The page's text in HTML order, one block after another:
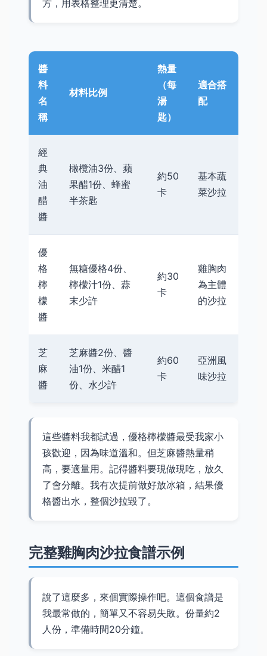
方，用表格整理更清楚。
醬
料
名
稱
材料比例
熱量
（每
湯
匙）
適合搭
配
經
典
油
醋
醬
橄欖油3份、蘋
果醋1份、蜂蜜
半茶匙
約50
卡
基本蔬
菜沙拉
優
格
檸
檬
醬
無糖優格4份、
檸檬汁1份、蒜
末少許
約30
卡
雞胸肉
為主體
的沙拉
芝
麻
醬
芝麻醬2份、醬
油1份、米醋1
份、水少許
約60
卡
亞洲風
味沙拉
這些醬料我都試過，優格檸檬醬最受我家小
孩歡迎，因為味道溫和。但芝麻醬熱量稍
高，要適量用。記得醬料要現做現吃，放久
了會分離。我有次提前做好放冰箱，結果優
格醬出水，整個沙拉毀了。
完整雞胸肉沙拉食譜示例
說了這麼多，來個實際操作吧。這個食譜是
我最常做的，簡單又不容易失敗。份量約2
人份，準備時間20分鐘。